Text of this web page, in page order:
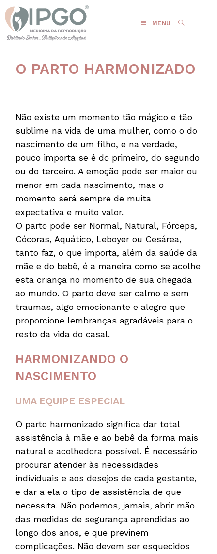
MENU
O PARTO HARMONIZADO
Não existe um momento tão mágico e tão
sublime na vida de uma mulher, como o do
nascimento de um filho, e na verdade,
pouco importa se é do primeiro, do segundo
ou do terceiro. A emoção pode ser maior ou
menor em cada nascimento, mas o
momento será sempre de muita
expectativa e muito valor.
O parto pode ser Normal, Natural, Fórceps,
Cócoras, Aquático, Leboyer ou Cesárea,
tanto faz, o que importa, além da saúde da
mãe e do bebê, é a maneira como se acolhe
esta criança no momento de sua chegada
ao mundo. O parto deve ser calmo e sem
traumas, algo emocionante e alegre que
proporcione lembranças agradáveis para o
resto da vida do casal.
HARMONIZANDO O
NASCIMENTO
UMA EQUIPE ESPECIAL
O parto harmonizado significa dar total
assistência à mãe e ao bebê da forma mais
natural e acolhedora possível. É necessário
procurar atender às necessidades
individuais e aos desejos de cada gestante,
e dar a ela o tipo de assistência de que
necessita. Não podemos, jamais, abrir mão
das medidas de segurança aprendidas ao
longo dos anos, e que previnem
complicações. Não devem ser esquecidos